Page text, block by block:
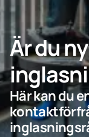
Företagskund
Är du
Här kan du